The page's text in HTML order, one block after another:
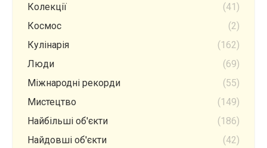
Колекції
(41)
Космос
(2)
Кулінарія
(162)
Люди
(69)
Міжнародні рекорди
(55)
Мистецтво
(149)
Найбільші об'єкти
(186)
Найдовші об'єкти
(42)